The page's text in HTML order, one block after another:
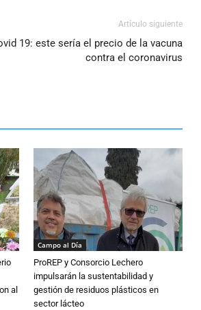
Artículo siguiente
19: este sería el precio de la vacuna
contra el coronavirus
al
Campo al Día
ProREP y Consorcio Lechero
impulsarán la sustentabilidad y
gestión de residuos plásticos en
sector lácteo